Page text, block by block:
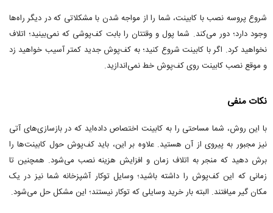
شروع پروسه نصب با کابینت، شما را از مواجه شدن با مشکلاتی که در دیگر راه‌ها
وجود دارد؛ دور می‌کند. شما پول و وقتتان را بابت کف‌پوشی که نمی‌بینید؛ اتلاف
نخواهید کرد. اگر با کابینت شروع کنید؛ به کف‌پوش جدید کمتر آسیب خواهید زد
و موقع نصب کابینت روی کف‌پوش خط نمی‌اندازید.
نکات منفی
با این روش، شما مساحتی را به کابینت اختصاص داده‌اید که در بازسازی‌های آتی
نیز مجبور به پیروی از آن هستید. علاوه بر این، باید کف‌پوش حول کابینت‌ها را
برش دهید که منجر به اتلاف زمان و افزایش هزینه نصب می‌شود. همچنین تا
زمانی که این کف‌پوش را داشته باشید؛ وسایل توکار آشپزخانه شما نیز در یک
مکان گیر میافتند. البته بار خرید وسایلی که توکار نیستند؛ این مشکل حل می‌شود.